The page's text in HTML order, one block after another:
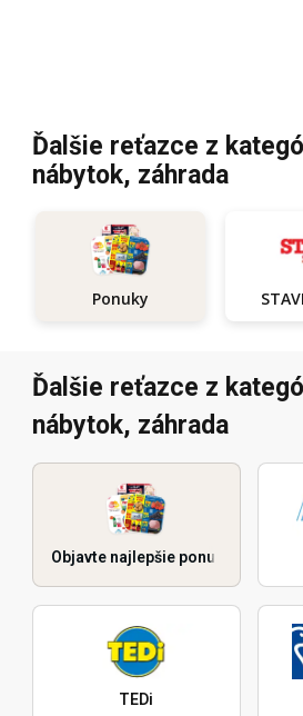
Ďalšie reťazce z
nábytok, záhrada
Ponuky
Ďalšie reťazce z
nábytok, záhrada
Objavte najlepšie ponuky
TEDi